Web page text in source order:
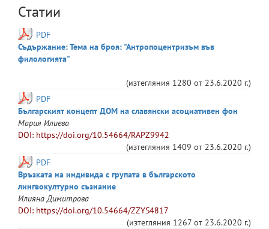
Статии
PDF
Съдържание: Тема на броя: "Антропоцентризъм във
филологията"
(изтегляния 1280 от 23.6.2020 г.)
PDF
Българският концепт ДОМ на славянски асоциативен фон
Мария Илиева
DOI: https://doi.org/10.54664/RAPZ9942
(изтегляния 1409 от 23.6.2020 г.)
PDF
Връзката на индивида с групата в българското
лингвокултурно съзнание
Илияна Димитрова
DOI: https://doi.org/10.54664/ZZYS4817
(изтегляния 1267 от 23.6.2020 г.)